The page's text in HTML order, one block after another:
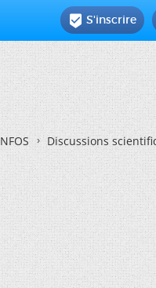
 S'inscrire
Discussions